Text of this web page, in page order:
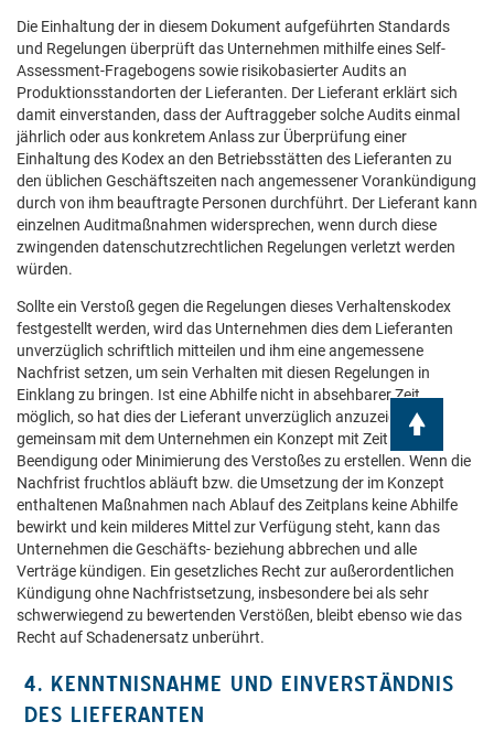
Die Einhaltung der in diesem Dokument aufgeführten Standards
und Regelungen überprüft das Unternehmen mithilfe eines Self-
Assessment-Fragebogens sowie risikobasierter Audits an
Produktionsstandorten der Lieferanten. Der Lieferant erklärt sich
damit einverstanden, dass der Auftraggeber solche Audits einmal
jährlich oder aus konkretem Anlass zur Überprüfung einer
Einhaltung des Kodex an den Betriebsstätten des Lieferanten zu
den üblichen Geschäftszeiten nach angemessener Vorankündigung
durch von ihm beauftragte Personen durchführt. Der Lieferant kann
einzelnen Auditmaßnahmen widersprechen, wenn durch diese
zwingenden datenschutzrechtlichen Regelungen verletzt werden
würden.
Sollte ein Verstoß gegen die Regelungen dieses Verhaltenskodex
festgestellt werden, wird das Unternehmen dies dem Lieferanten
unverzüglich schriftlich mitteilen und ihm eine angemessene
Nachfrist setzen, um sein Verhalten mit diesen Regelungen in
Einklang zu bringen. Ist eine Abhilfe nicht in absehbarer Zeit
möglich, so hat dies der Lieferant unverzüglich anzuzeigen und
gemeinsam mit dem Unternehmen ein Konzept mit Zeitplan zur
Beendigung oder Minimierung des Verstoßes zu erstellen. Wenn die
Nachfrist fruchtlos abläuft bzw. die Umsetzung der im Konzept
enthaltenen Maßnahmen nach Ablauf des Zeitplans keine Abhilfe
bewirkt und kein milderes Mittel zur Verfügung steht, kann das
Unternehmen die Geschäfts- beziehung abbrechen und alle
Verträge kündigen. Ein gesetzliches Recht zur außerordentlichen
Kündigung ohne Nachfristsetzung, insbesondere bei als sehr
schwerwiegend zu bewertenden Verstößen, bleibt ebenso wie das
Recht auf Schadenersatz unberührt.
4. KENNTNISNAHME UND EINVERSTÄNDNIS
DES LIEFERANTEN
^